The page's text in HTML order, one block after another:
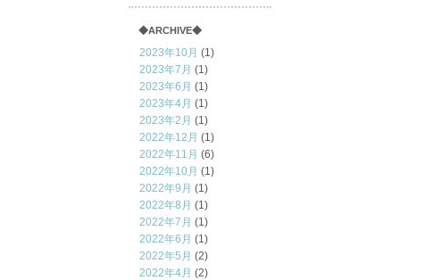
◆ARCHIVE◆
2023年10月 (1)
2023年7月 (1)
2023年6月 (1)
2023年4月 (1)
2023年2月 (1)
2022年12月 (1)
2022年11月 (6)
2022年10月 (1)
2022年9月 (1)
2022年8月 (1)
2022年7月 (1)
2022年6月 (1)
2022年5月 (2)
2022年4月 (2)